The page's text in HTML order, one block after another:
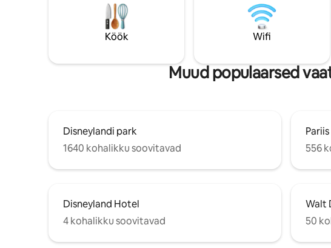
kaubanduskeskusesse al d'Europe ja
transpordiühendusteni. Majutuskoht ei
ole liikumispuudega külalistele
köögist, kolmest
vannitoast ja 2 tualetist,
terrassist
Köök Wifi
Muud populaarsed
Disneylandi park
1640 kohalikku soovitavad
556
Disneyland Hotel
4 kohalikku soovitavad
Walt
50